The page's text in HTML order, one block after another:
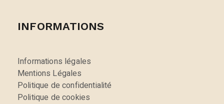
INFORMATIONS
Informations légales
Mentions Légales
Politique de confidentialité
Politique de cookies